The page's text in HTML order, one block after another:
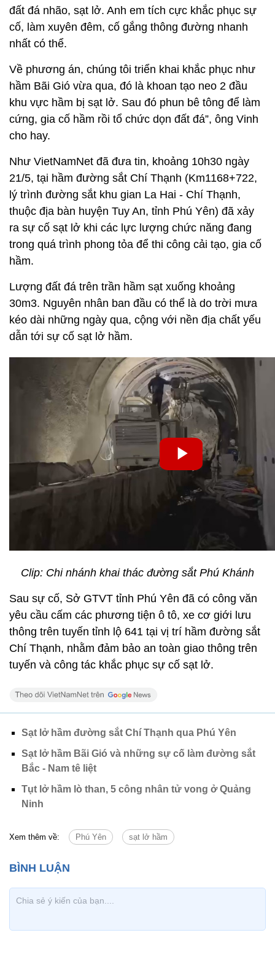
đất đá nhão, sạt lở. Anh em tích cực khắc phục sự
cố, làm xuyên đêm, cố gắng thông đường nhanh
nhất có thể.
Về phương án, chúng tôi triển khai khắc phục như
hầm Bãi Gió vừa qua, đó là khoan tạo neo 2 đầu
khu vực hầm bị sạt lở. Sau đó phun bê tông để làm
cứng, gia cố hầm rồi tổ chức dọn đất đá”, ông Vinh
cho hay.
Như VietNamNet đã đưa tin, khoảng 10h30 ngày
21/5, tại hầm đường sắt Chí Thạnh (Km1168+722,
lý trình đường sắt khu gian La Hai - Chí Thạnh,
thuộc địa bàn huyện Tuy An, tỉnh Phú Yên) đã xảy
ra sự cố sạt lở khi các lực lượng chức năng đang
trong quá trình phong tỏa để thi công cải tạo, gia cố
hầm.
Lượng đất đá trên trần hầm sạt xuống khoảng
30m3. Nguyên nhân ban đầu có thể là do trời mưa
kéo dài những ngày qua, cộng với nền địa chất yếu
dẫn tới sự cố sạt lở hầm.
Clip: Chi nhánh khai thác đường sắt Phú Khánh
Sau sự cố, Sở GTVT tỉnh Phú Yên đã có công văn
yêu cầu cấm các phương tiện ô tô, xe cơ giới lưu
thông trên tuyến tỉnh lộ 641 tại vị trí hầm đường sắt
Chí Thạnh, nhằm đảm bảo an toàn giao thông trên
tuyến và công tác khắc phục sự cố sạt lở.
Sạt lở hầm đường sắt Chí Thạnh qua Phú Yên
Sạt lở hầm Bãi Gió và những sự cố làm đường sắt
Bắc - Nam tê liệt
Tụt lở hầm lò than, 5 công nhân tử vong ở Quảng
Ninh
Xem thêm về: Phú Yên sạt lở hầm